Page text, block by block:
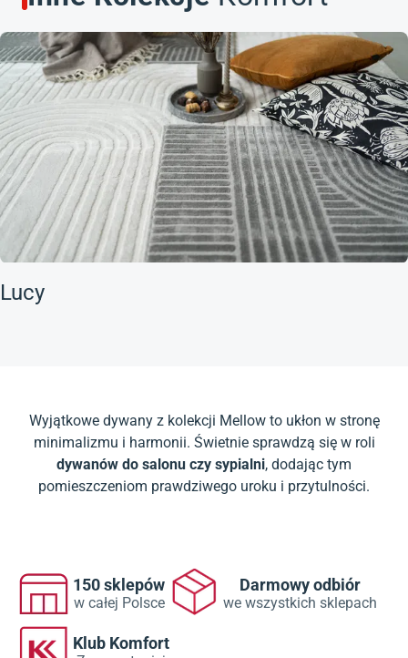
Lucy
Wyjątkowe dywany z kolekcji Mellow to ukłon w stronę
minimalizmu i harmonii. Świetnie sprawdzą się w roli
dywanów do salonu czy sypialni, dodając tym
pomieszczeniom prawdziwego uroku i przytulności.
150 sklepów
w całej Polsce
Darmowy odbiór
we wszystkich sklepach
Klub Komfort